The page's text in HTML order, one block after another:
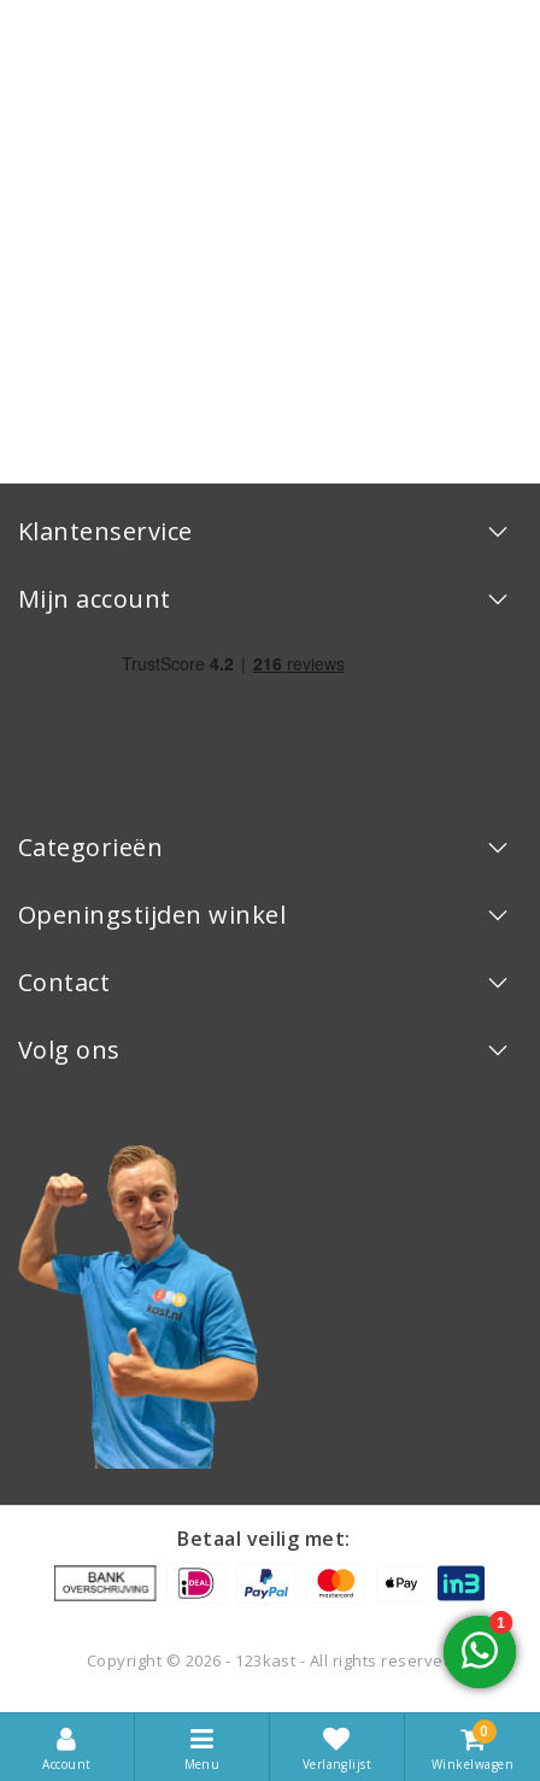
Klantenservice
Mijn account
Categorieën
Openingstijden winkel
Contact
Volg ons
Betaal veilig met:
Copyright © 2026 - 123kast - All rights reserved
Account Menu Verlanglijst
0
Winkelwagen